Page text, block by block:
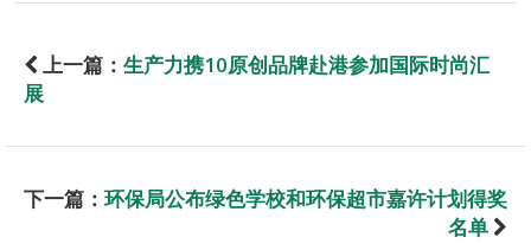
上一篇： 生产力携10原创品牌赴港参加国际时尚汇
展
下一篇： 环保局公布绿色学校和环保超市嘉许计划得奖
名单